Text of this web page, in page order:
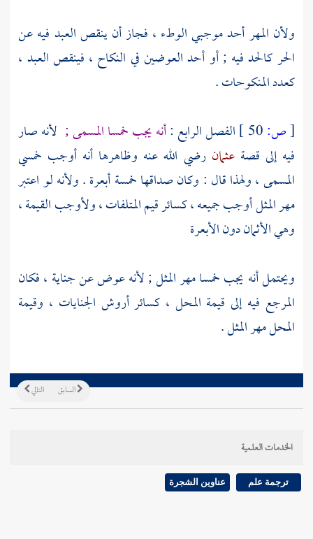
ولأن المهر أحد موجبي الوطء ، فجاز أن ينقص العبد فيه عن
الحر كالحد فيه ; أو أحد العوضين في النكاح ، فينقص العبد ،
كعدد المنكوحات .
[ص: الفصل الرابع :أنه يجب خمسا المسمى ; لأنه صار
فيه إلى قصةعثمانرضي الله عنه وظاهرها أنه أوجب خمسي
المسمى ، ولهذا قال : وكان صداقها خمسة أبعرة . ولأنه لو اعتبر
مهر المثل أوجب جميعه ، كسائر قيم المتلفات ، ولأوجب القيمة ،
وهي الأثمان دون الأبعرة
ويحتمل أنه يجب خمسا مهر المثل ; لأنه عوض عن جناية ، فكان
المرجع فيه إلى قيمة المحل ، كسائر أروش الجنايات ، وقيمة
المحل مهر المثل .
التالي السابق
الخدمات العلمية
ترجمة علم عناوين الشجرة